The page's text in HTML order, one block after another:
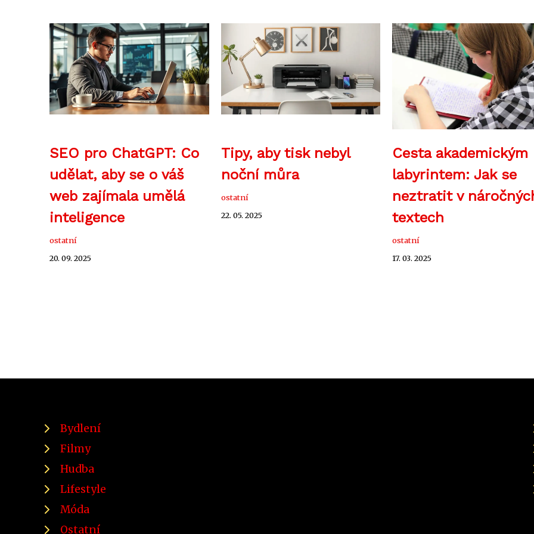
SEO pro ChatGPT: Co
udělat, aby se o váš
web zajímala umělá
inteligence
ostatní
20. 09. 2025
Tipy, aby tisk nebyl
noční můra
ostatní
22. 05. 2025
Cesta akademickým
labyrintem: Jak se
neztratit v
textech
ostatní
17. 03. 2025
Bydlení
Filmy
Hudba
Lifestyle
Móda
Ostatní